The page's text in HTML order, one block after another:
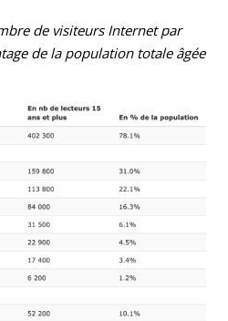
de visiteurs Internet par
de la population totale âgée